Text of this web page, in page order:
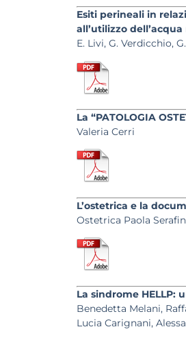
Esiti perineali in
all’utilizzo
E. Livi, G. Verdicchio,
La “PATOLOGIA
Valeria Cerri
L’ostetrica e la
Ostetrica Paola
La sindrome HELLP:
Benedetta Melani,
Lucia Carignani,